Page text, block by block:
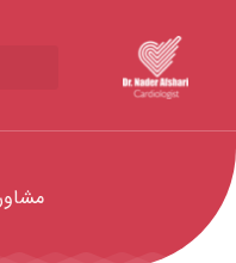
مشاوره